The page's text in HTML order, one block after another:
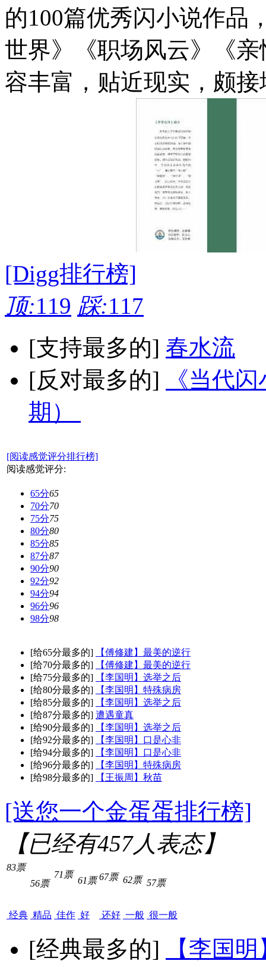
的100篇优秀闪小说作品
世界》《职场风云》《
容丰富，贴近现实，颇
[Digg排行榜]
顶:119 踩:117
[支持最多的] 春水流
[反对最多的]
《当代
期）
[阅读感觉评分排行榜]
阅读感觉评分:
65分65
70分70
75分75
80分80
85分85
87分87
90分90
92分92
94分94
96分96
98分98
[给65分最多的]
【傅修建】最美的逆行
[给70分最多的]
【傅修建】最美的逆行
[给75分最多的]
【李国明】选举之后
[给80分最多的]
【李国明】特殊病房
[给85分最多的]
【李国明】选举之后
[给87分最多的] 遭遇童真
[给90分最多的]
【李国明】选举之后
[给92分最多的]
【李国明】口是心非
[给94分最多的]
【李国明】口是心非
[给96分最多的]
【李国明】特殊病房
[给98分最多的]
【王振周】秋苗
[送您一个金蛋蛋排行榜]
【已经有457人表态】
83票
经典
56票
精品
71票
佳作
61票
好
67票
还好
62票
一般
57票
很一般
[经典最多的] 【李国